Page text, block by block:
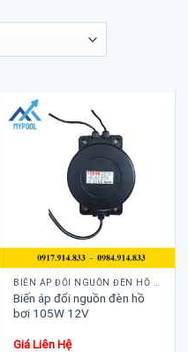
Biến áp đổi nguồn đèn hồ
bơi 105W 12V
Giá Liên Hệ